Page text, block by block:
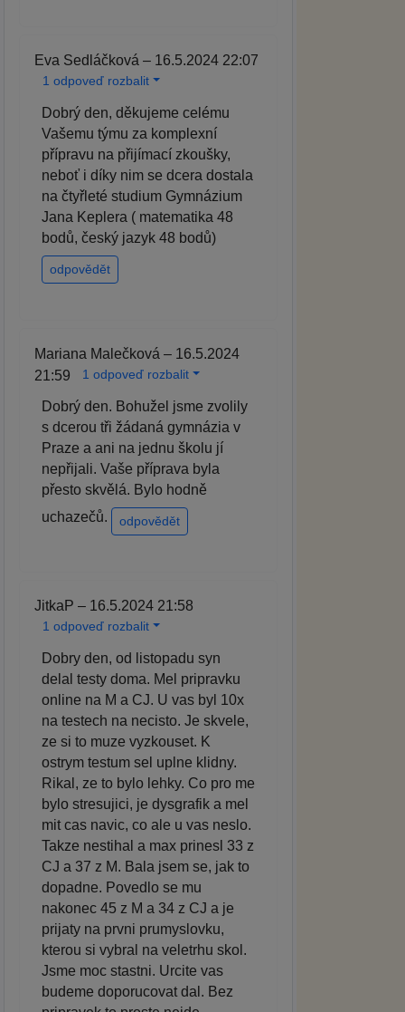
Eva Sedláčková – 16.5.2024 22:07
1 odpoveď rozbalit
Dobrý den, děkujeme celému
Vašemu týmu za komplexní
přípravu na přijímací zkoušky,
neboť i díky nim se dcera dostala
na čtyřleté studium Gymnázium
Jana Keplera ( matematika 48
bodů, český jazyk 48 bodů)
odpovědět
Mariana Malečková – 16.5.2024
21:59
1 odpoveď rozbalit
Dobrý den. Bohužel jsme zvolily
s dcerou tři žádaná gymnázia v
Praze a ani na jednu školu jí
nepřijali. Vaše příprava byla
přesto skvělá. Bylo hodně
uchazečů.
odpovědět
JitkaP – 16.5.2024 21:58
1 odpoveď rozbalit
Dobry den, od listopadu syn
delal testy doma. Mel pripravku
online na M a CJ. U vas byl 10x
na testech na necisto. Je skvele,
ze si to muze vyzkouset. K
ostrym testum sel uplne klidny.
Rikal, ze to bylo lehky. Co pro me
bylo stresujici, je dysgrafik a mel
mit cas navic, co ale u vas neslo.
Takze nestihal a max prinesl 33 z
CJ a 37 z M. Bala jsem se, jak to
dopadne. Povedlo se mu
nakonec 45 z M a 34 z CJ a je
prijaty na prvni prumyslovku,
kterou si vybral na veletrhu skol.
Jsme moc stastni. Urcite vas
budeme doporucovat dal. Bez